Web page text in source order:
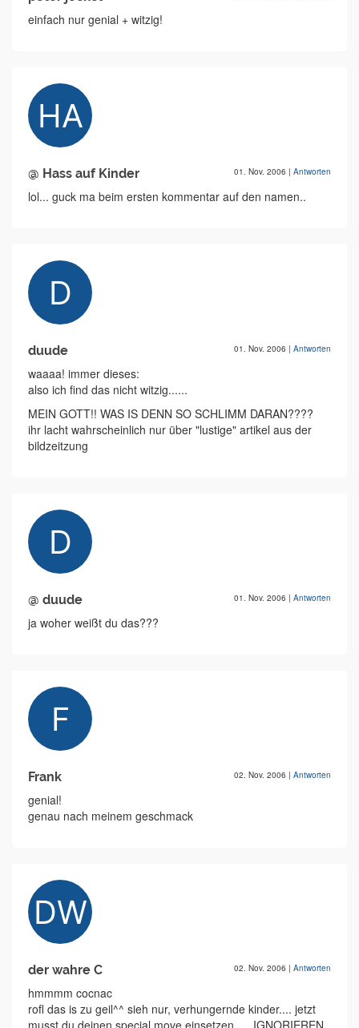
einfach nur genial + witzig!
@ Hass auf Kinder 01. Nov. 2006 | Antworten
lol... guck ma beim ersten kommentar auf den namen..
duude 01. Nov. 2006 | Antworten
waaaa! immer dieses:
also ich find das nicht witzig......
MEIN GOTT!! WAS IS DENN SO SCHLIMM DARAN????
ihr lacht wahrscheinlich nur über "lustige" artikel aus der
bildzeitzung
@ duude 01. Nov. 2006 | Antworten
ja woher weißt du das???
Frank 02. Nov. 2006 | Antworten
genial!
genau nach meinem geschmack
der wahre C 02. Nov. 2006 | Antworten
hmmmm cocnac
rofl das is zu geil^^ sieh nur, verhungernde kinder.... jetzt
musst du deinen special move einsetzen .... IGNORIEREN